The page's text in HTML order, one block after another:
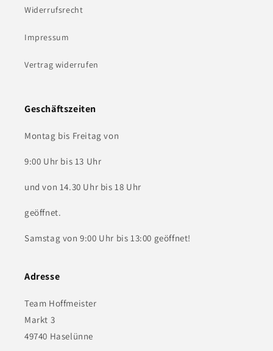
Widerrufsrecht
Impressum
Vertrag widerrufen
Geschäftszeiten
Montag bis Freitag von
9:00 Uhr bis 13 Uhr
und von 14.30 Uhr bis 18 Uhr
geöffnet.
Samstag von 9:00 Uhr bis 13:00 geöffnet!
Adresse
Team Hoffmeister
Markt 3
49740 Haselünne